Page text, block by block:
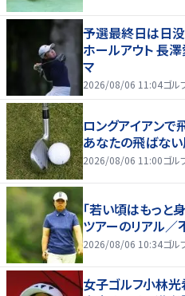
予選最終日は日
ホールアウト 長
マ
2026/08/06 11:04ゴル
ロングアイアンで
あなたの飛ばない
2026/08/06 11:00ゴル
「若い頃はもっと
ツアーのリアル／
2026/08/06 10:34ゴル
女子ゴルフ小林